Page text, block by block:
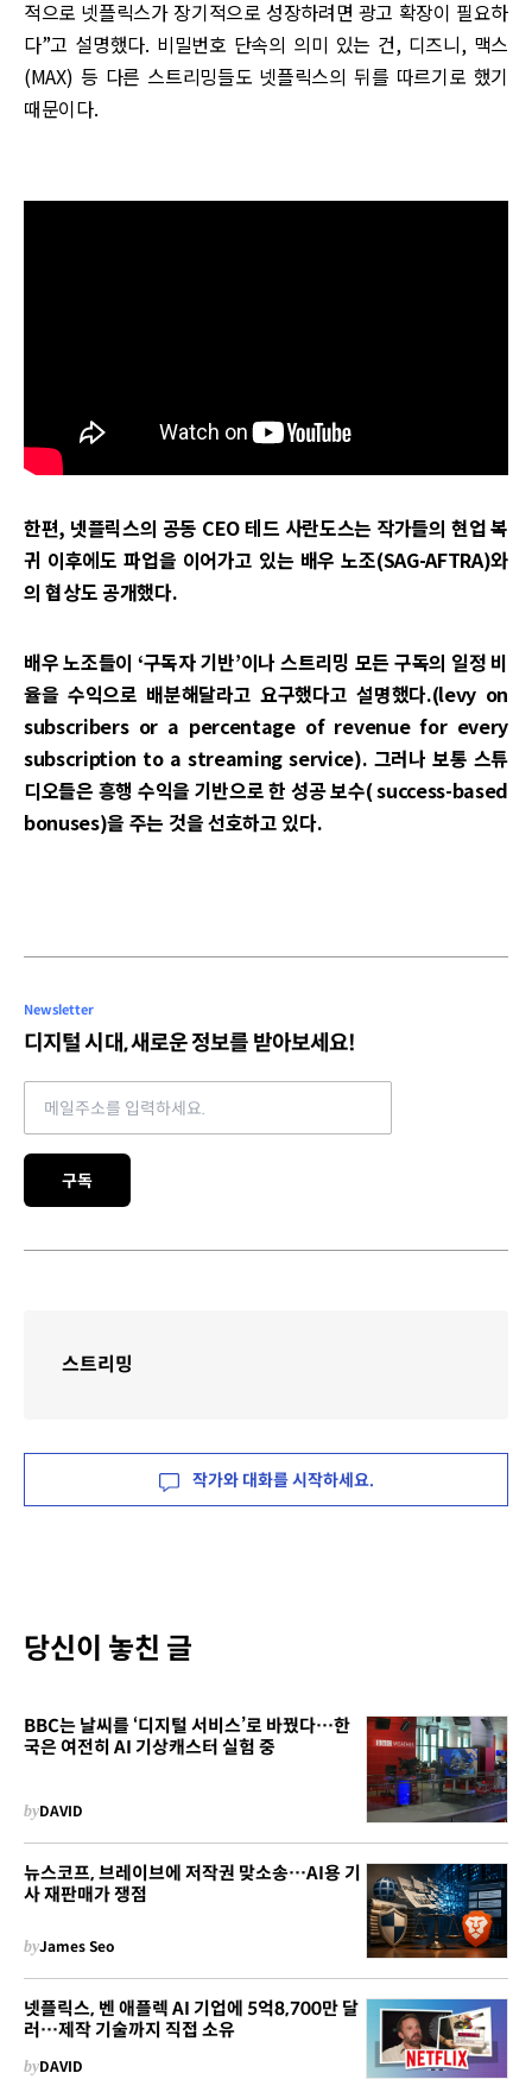
적으로 넷플릭스가 장기적으로 성장하려면 광고 확장이 필요하
다”고 설명했다. 비밀번호 단속의 의미 있는 건, 디즈니, 맥스
(MAX) 등 다른 스트리밍들도 넷플릭스의 뒤를 따르기로 했기
때문이다.
한편, 넷플릭스의 공동 CEO 테드 사란도스는 작가들의 현업 복
귀 이후에도 파업을 이어가고 있는 배우 노조(SAG-AFTRA)와
의 협상도 공개했다.
배우 노조들이 ‘구독자 기반’이나 스트리밍 모든 구독의 일정 비
율을 수익으로 배분해달라고 요구했다고 설명했다.(levy on
subscribers or a percentage of revenue for every
subscription to a streaming service). 그러나 보통 스튜
디오들은 흥행 수익을 기반으로 한 성공 보수( success-based
bonuses)을 주는 것을 선호하고 있다.
Newsletter
디지털 시대, 새로운 정보를 받아보세요!
Email address
구독
스트리밍
작가와 대화를 시작하세요.
당신이 놓친 글
BBC는 날씨를 ‘디지털 서비스’로 바꿨다…한
국은 여전히 AI 기상캐스터 실험 중
byDAVID
뉴스코프, 브레이브에 저작권 맞소송…AI용 기
사 재판매가 쟁점
byJames Seo
넷플릭스, 벤 애플렉 AI 기업에 5억8,700만 달
러…제작 기술까지 직접 소유
byDAVID